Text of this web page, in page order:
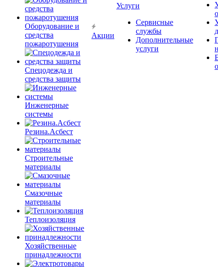
Оборудование и
средства
пожаротушения
Спецодежда и
средства защиты
Инженерные
системы
Резина.Асбест
Строительные
материалы
Смазочные
материалы
Теплоизоляция
Хозяйственные
принадлежности
Акции
Услуги
Сервисные
службы
Дополнительные
услуги